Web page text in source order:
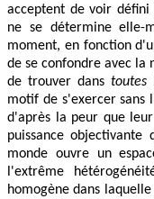
acceptent de voir
ne se détermine elle-
moment, en fonction
de se confondre avec la
de trouver dans toutes
motif de s'exercer sans
d'après la peur que
puissance objectivante
monde ouvre un
l'extrême
homogène dans